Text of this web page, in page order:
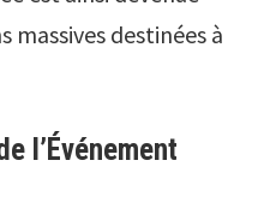
destinées à
l’Événement